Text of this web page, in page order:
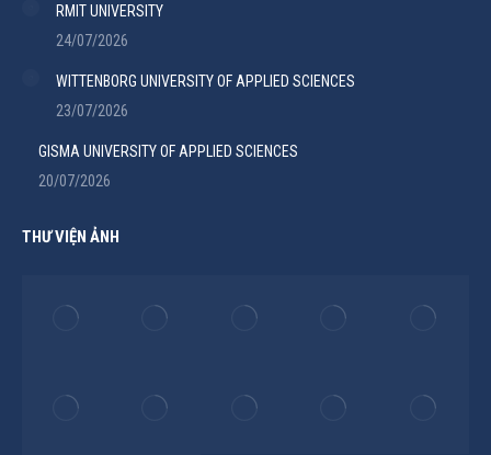
RMIT UNIVERSITY
24/07/2026
WITTENBORG UNIVERSITY OF APPLIED SCIENCES
23/07/2026
GISMA UNIVERSITY OF APPLIED SCIENCES
20/07/2026
THƯ VIỆN ẢNH